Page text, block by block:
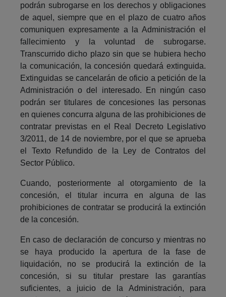
podrán subrogarse en los derechos y obligaciones
de aquel, siempre que en el plazo de cuatro años
comuniquen expresamente a la Administración el
fallecimiento y la voluntad de subrogarse.
Transcurrido dicho plazo sin que se hubiera hecho
la comunicación, la concesión quedará extinguida.
Extinguidas se cancelarán de oficio a petición de la
Administración o del interesado. En ningún caso
podrán ser titulares de concesiones las personas
en quienes concurra alguna de las prohibiciones de
contratar previstas en el Real Decreto Legislativo
3/2011, de 14 de noviembre, por el que se aprueba
el Texto Refundido de la Ley de Contratos del
Sector Público.
Cuando, posteriormente al otorgamiento de la
concesión, el titular incurra en alguna de las
prohibiciones de contratar se producirá la extinción
de la concesión.
En caso de declaración de concurso y mientras no
se haya producido la apertura de la fase de
liquidación, no se producirá la extinción de la
concesión, si su titular prestare las garantías
suficientes, a juicio de la Administración, para